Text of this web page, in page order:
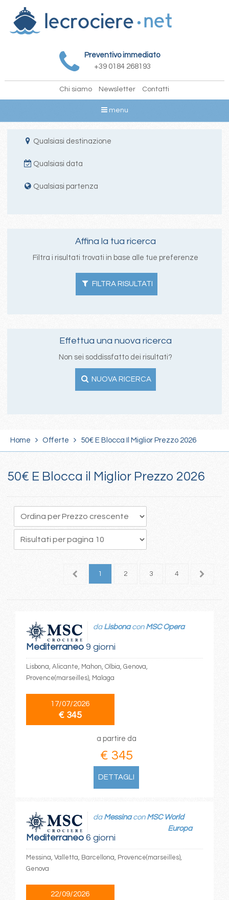
Preventivo immediato
+39 0184 268193
Chi siamo Newsletter Contatti
menu
Qualsiasi destinazione
Qualsiasi data
Qualsiasi partenza
Affina la tua ricerca
Filtra i risultati trovati in base alle tue preferenze
FILTRA RISULTATI
Effettua una nuova ricerca
Non sei soddissfatto dei risultati?
NUOVA RICERCA
Home Offerte 50€ E Blocca Il Miglior Prezzo 2026
50€ E Blocca il Miglior Prezzo 2026
1 2 3 4 5
Mediterraneo9 giorni
da Lisbonacon MSC Opera
Lisbona, Alicante, Mahon, Olbia, Genova,
Provence(marseilles), Malaga
17/07/2026
€ 345
a partire da
€ 345
DETTAGLI
Mediterraneo6 giorni
da Messinacon MSC World
Europa
Messina, Valletta, Barcellona, Provence(marseilles),
Genova
22/09/2026